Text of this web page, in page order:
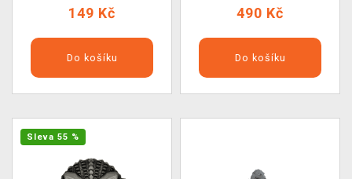
149 Kč
Do košíku
490 Kč
Do košíku
Sleva 55 %